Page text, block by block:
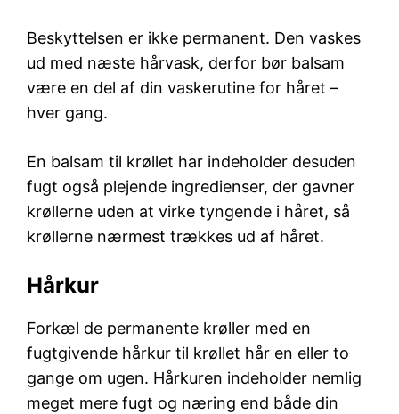
Beskyttelsen er ikke permanent. Den vaskes
ud med næste hårvask, derfor bør balsam
være en del af din vaskerutine for håret –
hver gang.
En balsam til krøllet har indeholder desuden
fugt også plejende ingredienser, der gavner
krøllerne uden at virke tyngende i håret, så
krøllerne nærmest trækkes ud af håret.
Hårkur
Forkæl de permanente krøller med en
fugtgivende hårkur til krøllet hår en eller to
gange om ugen. Hårkuren indeholder nemlig
meget mere fugt og næring end både din